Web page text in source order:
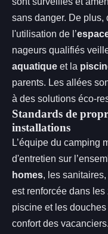
sans danger. De plus,
l'utilisation de l’
nageurs qualifiés
aquatique et la
parents. Les allées
à des solutions éco-
Standards de
installations
L’équipe du camping
d'entretien sur
homes, les
est renforcée dans
piscine et les douches
confort des